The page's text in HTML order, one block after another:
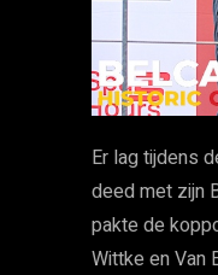
Er lag tijdens
deed met zijn
pakte de
Wittke en Van